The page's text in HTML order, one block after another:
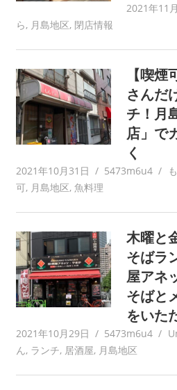
2021年11
ら, 月島地区, 閉店情報
【喫
さんだ
チ！月
店」で
く
2021年10月31日 5473m6u4
可, 月島地区, 魚料理
木曜と
そばラ
屋アネ
そばと
をいた
2021年10月29日 5473m6u4
ん, ランチ, 居酒屋, 月島地区